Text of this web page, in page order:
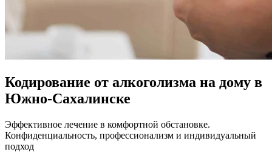
Кодирование от алкоголизма на дому в
Южно-Сахалинске
Эффективное лечение в комфортной обстановке.
Конфиденциальность, профессионализм и индивидуальный
подход